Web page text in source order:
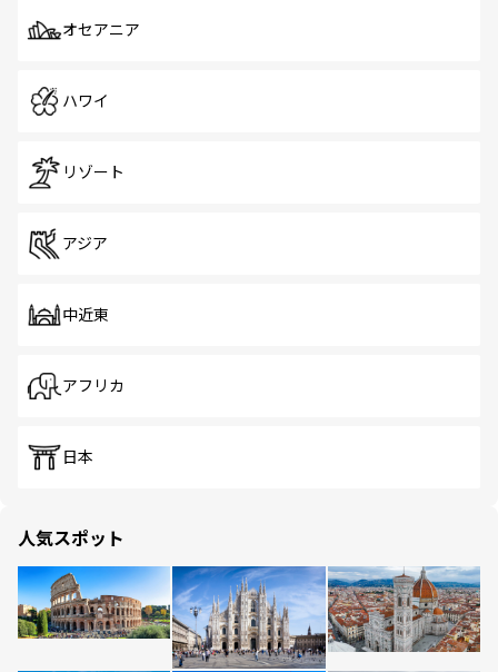
オセアニア
ハワイ
リゾート
アジア
中近東
アフリカ
日本
人気スポット